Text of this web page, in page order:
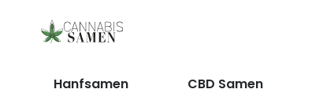
Hanfsamen CBD Samen